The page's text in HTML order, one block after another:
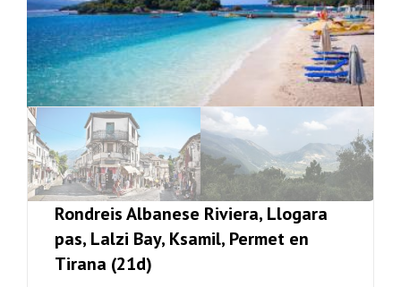
Rondreis Albanese Riviera, Llogara
pas, Lalzi Bay, Ksamil, Permet en
Tirana (21d)